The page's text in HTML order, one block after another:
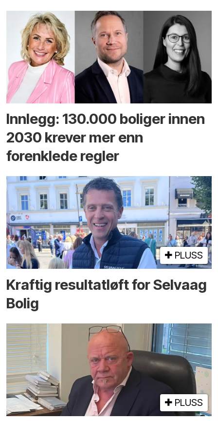
Innlegg: 130.000 boliger innen
2030 krever mer enn
forenklede regler
PLUSS
Kraftig resultatløft for Selvaag
Bolig
PLUSS